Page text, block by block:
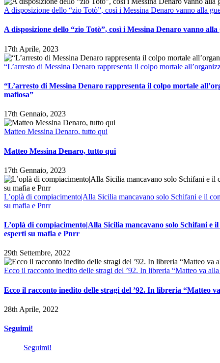
A disposizione dello “zio Totò”, così i Messina Denaro vanno alla
A disposizione dello “zio Totò”, così i Messina Denaro vanno
17th Aprile, 2023
“L’arresto di Messina Denaro rappresenta il colpo mortale
“L’arresto di Messina Denaro rappresenta il colpo mortale
mafiosa”
17th Gennaio, 2023
Matteo Messina Denaro, tutto qui
Matteo Messina Denaro, tutto qui
17th Gennaio, 2023
L’oplà di compiacimento|Alla Sicilia mancavano solo Schifani e il
su mafia e Pnrr
L’oplà di compiacimento|Alla Sicilia mancavano solo Schifani e
esperti su mafia e Pnrr
29th Settembre, 2022
Ecco il racconto inedito delle stragi del ’92. In libreria “Matteo va alla
Ecco il racconto inedito delle stragi del ’92. In libreria “Matteo
28th Aprile, 2022
Seguimi!
Seguimi!